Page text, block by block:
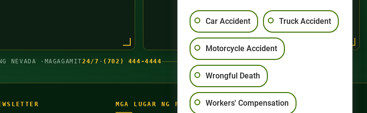
NEVADA · MAGAGAMIT24/7 · (702) 444-4444
MGA LUGAR NG PAGSASANAY
Car Accident Truck Accident
Motorcycle Accident
Wrongful Death
Workers' Compensation